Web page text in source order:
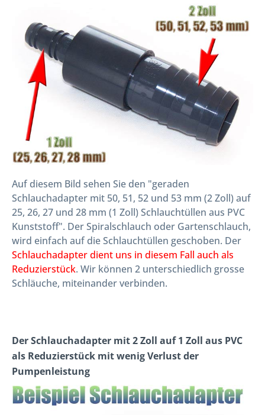
Auf diesem Bild sehen Sie den "geraden
Schlauchadapter mit 50, 51, 52 und 53 mm (2 Zoll) auf
25, 26, 27 und 28 mm (1 Zoll) Schlauchtüllen aus PVC
Kunststoff". Der Spiralschlauch oder Gartenschlauch,
wird einfach auf die Schlauchtüllen geschoben. Der
Schlauchadapter dient uns in diesem Fall auch als
Reduzierstück. Wir können 2 unterschiedlich grosse
Schläuche, miteinander verbinden.
Der Schlauchadapter mit 2 Zoll auf 1 Zoll aus PVC
als Reduzierstück mit wenig Verlust der
Pumpenleistung